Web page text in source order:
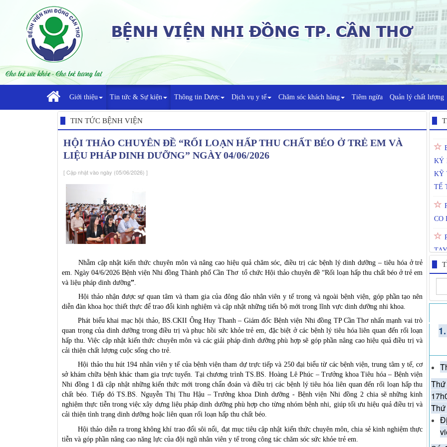
Giới thiệu Tin tức & Sự kiện Thông tin Dược Dịch vụ y tế Chăm sóc khách hàng Tiêm ngừa Quản lý chất lượng
TIN TỨC BỆNH VIỆN
HỘI THẢO CHUYÊN ĐỀ “RỐI LOẠN HẤP THU CHẤT BÉO Ở TRẺ EM VÀ
LIỆU PHÁP DINH DƯỠNG” NGÀY 04/06/2026
[ Cập nhật vào ngày (05/06/2026) ]
Nhằm cập nhật kiến thức chuyên môn và nâng cao hiệu quả chăm sóc, điều trị các bệnh lý dinh dưỡng – tiêu hóa ở trẻ
em. Ngày 04/6/2026 Bệnh viện Nhi đồng Thành phố Cần Thơ tổ chức Hội thảo chuyên đề “Rối loạn hấp thu chất béo ở trẻ em
và liệu pháp dinh dưỡng”.
Hội thảo nhận được sự quan tâm và tham gia của đông đảo nhân viên y tế trong và ngoài bệnh viện, góp phần tạo nên
diễn đàn khoa học thiết thực để trao đổi kinh nghiệm và cập nhật những tiến bộ mới trong lĩnh vực dinh dưỡng nhi khoa.
Phát biểu khai mạc hội thảo, BS.CKII Ông Huy Thanh – Giám đốc Bệnh viện Nhi đồng TP Cần Thơ nhấn mạnh vai trò
quan trọng của dinh dưỡng trong điều trị và phục hồi sức khỏe trẻ em, đặc biệt ở các bệnh lý tiêu hóa liên quan đến rối loạn
hấp thu. Việc cập nhật kiến thức chuyên môn và các giải pháp dinh dưỡng phù hợp sẽ góp phần nâng cao hiệu quả điều trị và
cải thiện chất lượng cuộc sống cho trẻ.
Hội thảo thu hút 194 nhân viên y tế của bệnh viện tham dự trực tiếp và 250 đại biểu từ các bệnh viện, trung tâm y tế, cơ
sở khám chữa bệnh khác tham gia trực tuyến. Tại chương trình TS.BS. Hoàng Lê Phúc – Trưởng khoa Tiêu hóa – Bệnh viện
Nhi đồng 1 đã cập nhật những kiến thức mới trong chẩn đoán và điều trị các bệnh lý tiêu hóa liên quan đến rối loạn hấp thu
chất béo. Tiếp đó TS.BS. Nguyễn Thị Thu Hậu – Trưởng khoa Dinh dưỡng - Bệnh viện Nhi đồng 2 chia sẽ những kinh
nghiệm thực tiễn trong việc xây dựng liệu pháp dinh dưỡng phù hợp cho từng nhóm bệnh nhi, giúp tối ưu hiệu quả điều trị và
cải thiện tình trạng dinh dưỡng hoặc liên quan rối loạn hấp thu chất béo.
Hội thảo diễn ra trong không khí trao đổi sôi nổi, đạt mục tiêu cập nhật kiến thức chuyên môn, chia sẻ kinh nghiệm thực
tiễn và góp phần nâng cao năng lực của đội ngũ nhân viên y tế trong công tác chăm sóc sức khỏe trẻ em.
KÝ
KỸ
TẾ
CO
TẠI
Thứ
Thứ